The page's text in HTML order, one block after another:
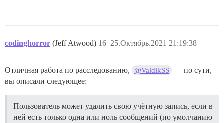
codinghorror (Jeff Atwood) 25.Октябрь.2021 21:19:38
16
Отличная работа по расследованию, @ValdikSS — по сути,
вы описали следующее:
Пользователь может удалить свою учётную запись, если в
ней есть только одна или ноль сообщений (по умолчанию